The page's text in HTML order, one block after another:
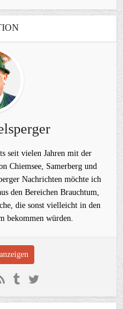
seit vielen Jahren mit der
Chiemsee, Samerberg und
Nachrichten möchte ich
den Bereichen Brauchtum,
die sonst vielleicht in den
bekommen würden.